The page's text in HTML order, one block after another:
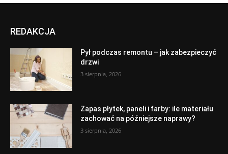
REDAKCJA
Pył podczas remontu – jak zabezpieczyć
drzwi
3 sierpnia, 2026
Zapas płytek, paneli i farby: ile materiału
zachować na późniejsze naprawy?
3 sierpnia, 2026